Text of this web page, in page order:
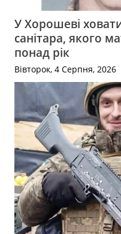
У Хорошеві
санітара, якого
понад рік
Вівторок, 4 Серпня, 2026